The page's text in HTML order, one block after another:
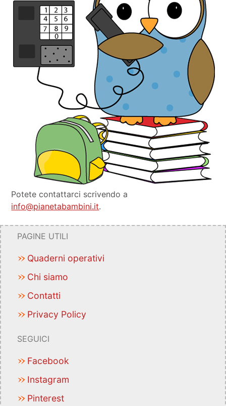
Potete contattarci scrivendo a
info@pianetabambini.it.
PAGINE UTILI
Quaderni operativi
Chi siamo
Contatti
Privacy Policy
SEGUICI
Facebook
Instagram
Pinterest